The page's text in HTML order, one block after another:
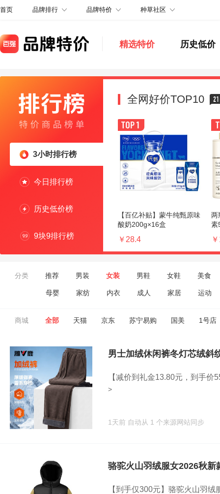
首页 品牌排行 品牌特价 种草社区
精选特价 历史低价
3小时排行榜
今日排行榜
历史低价榜
9块9排行榜
全网好价TOP10
【百亿补贴】蒙牛纯甄原味
酸奶200g×16盒
￥28.4
两
素
分类 推荐 男装 女装 男鞋 女鞋 美食
母婴 家纺 内衣 成人 家居 运动
商城 全部 天猫 京东 苏宁易购 国美 1号店
男士加绒休闲裤冬灯芯绒斜
【减价到礼金13.80元，到手
>
1天前 自动从 1 个来源网站同步
骆驼火山羽绒服女2026秋新
【到手仅300元】骆驼火山羽